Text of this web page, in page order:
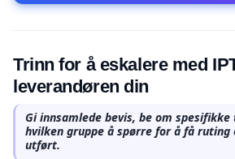
Trinn for å eskalere med
leverandøren din
Gi innsamlede bevis, be om
hvilken gruppe å spørre for å få ruting
utført.